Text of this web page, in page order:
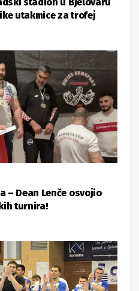
utakmice za trofej
– Dean Lenče osvojio
turnira!